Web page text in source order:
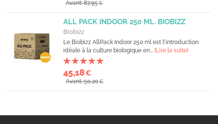
Avant: 87,95€
ALL PACK INDOOR 250 ML. BIOBIZZ
Biobizz
Le Biobizz All·Pack Indoor 250 ml est l'introduction
idéale à la culture biologique en... [Lire la suite]
45,18€
Avant: 50,20€